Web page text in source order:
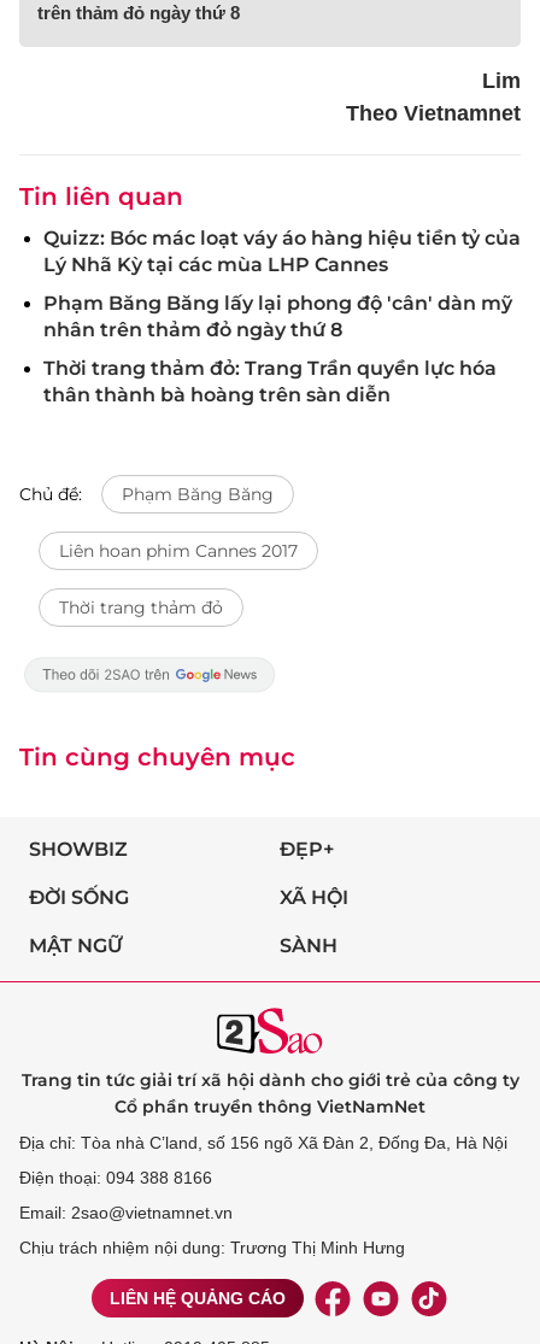
trên thảm đỏ ngày thứ 8
Lim
Theo Vietnamnet
Tin liên quan
Quizz: Bóc mác loạt váy áo hàng hiệu tiền tỷ của
Lý Nhã Kỳ tại các mùa LHP Cannes
Phạm Băng Băng lấy lại phong độ 'cân' dàn mỹ
nhân trên thảm đỏ ngày thứ 8
Thời trang thảm đỏ: Trang Trần quyền lực hóa
thân thành bà hoàng trên sàn diễn
Chủ đề: Phạm Băng Băng
Liên hoan phim Cannes 2017
Thời trang thảm đỏ
Tin cùng chuyên mục
SHOWBIZ ĐẸP+
ĐỜI SỐNG XÃ HỘI
MẬT NGỮ SÀNH
Trang tin tức giải trí xã hội dành cho giới trẻ của công ty
Cổ phần truyền thông VietNamNet
Địa chỉ: Tòa nhà C’land, số 156 ngõ Xã Đàn 2, Đống Đa, Hà Nội
Điện thoại: 094 388 8166
Email: 2sao@vietnamnet.vn
Chịu trách nhiệm nội dung: Trương Thị Minh Hưng
LIÊN HỆ QUẢNG CÁO